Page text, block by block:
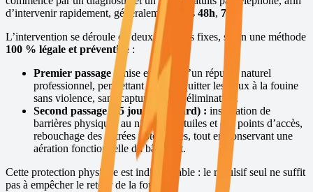
d’intervenir rapidement, généralement sous 48h, 7j/7
L’intervention se déroule en deux passages fixes, selon une méthode
100 % légale et préventive :
Premier passage :
mise en place d’un répulsif naturel
professionnel, permettant de faire quitter les lieux à la fouine
sans violence, sans capture et sans élimination.
Second passage (15 jours plus tard) : installation de
barrières physiques au niveau des tuiles et des points d’accès,
rebouchage des entrées potentielles, tout en conservant une
aération fonctionnelle du bâtiment.
Cette protection physique est indispensable : le répulsif seul ne suffit
pas à empêcher le retour de la fouine.